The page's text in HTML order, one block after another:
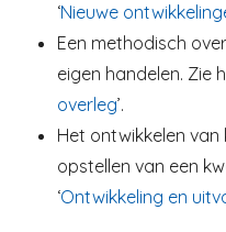
‘Nieuwe
Een methodisch
eigen handelen. Zie
overleg’.
Het ontwikkelen
opstellen van een
‘Ontwikkeling en